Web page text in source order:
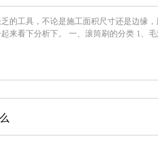
的工具，不论是施工面积尺寸还是边缘
化纤类两种，根据毛长度又分为长毛，中